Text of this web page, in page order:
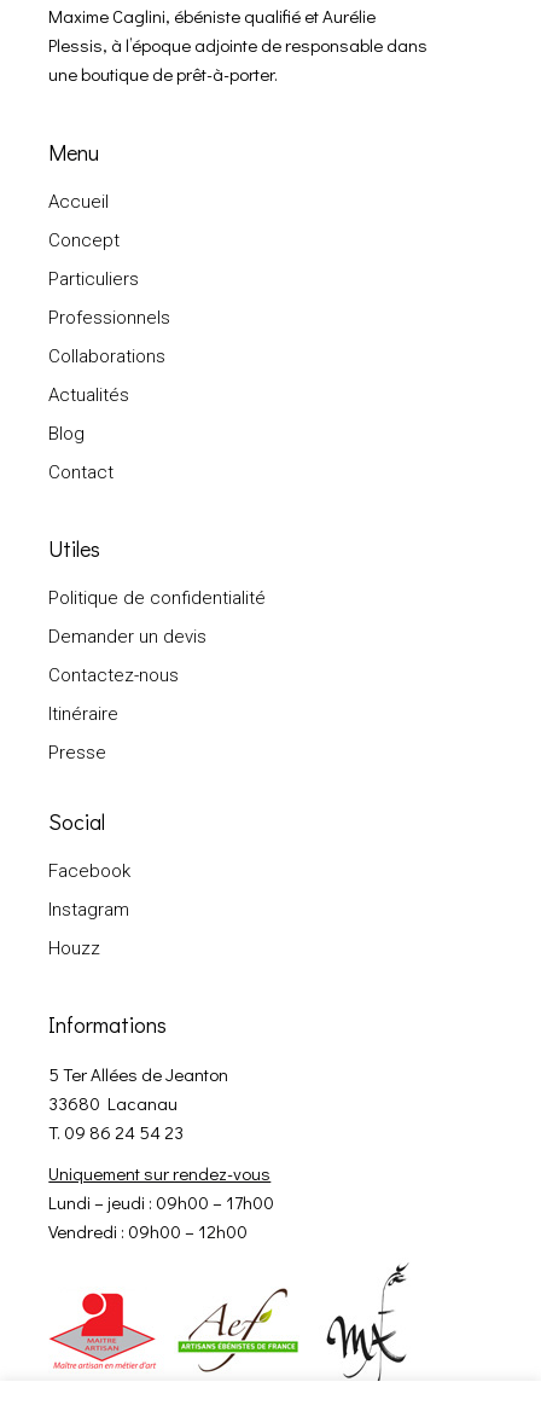
Maxime Caglini, ébéniste qualifié et Aurélie
Plessis, à l’époque adjointe de responsable dans
une boutique de prêt-à-porter.
Menu
Accueil
Concept
Particuliers
Professionnels
Collaborations
Actualités
Blog
Contact
Utiles
Politique de confidentialité
Demander un devis
Contactez-nous
Itinéraire
Presse
Social
Facebook
Instagram
Houzz
Informations
5 Ter Allées de Jeanton
33680 Lacanau
T. 09 86 24 54 23
Uniquement sur rendez-vous
Lundi – jeudi : 09h00 – 17h00
Vendredi : 09h00 – 12h00